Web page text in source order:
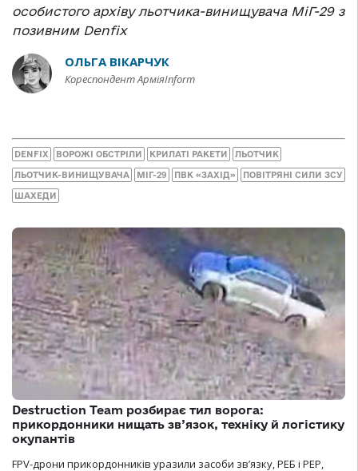
особистого архіву льотчика-винищувача МіГ-29 з
позивним Denfix
ОЛЬГА ВІКАРЧУК
Кореспондент АрміяInform
DENFIX ВОРОЖІ ОБСТРІЛИ КРИЛАТІ РАКЕТИ ЛЬОТЧИК
ЛЬОТЧИК-ВИНИЩУВАЧА МІГ-29 ПВК «ЗАХІД» ПОВІТРЯНІ СИЛИ ЗСУ
ШАХЕДИ
Destruction Team розбирає тил ворога:
прикордонники нищать зв’язок, техніку й логістику
окупантів
FPV-дрони прикордонників уразили засоби зв’язку, РЕБ і РЕР,